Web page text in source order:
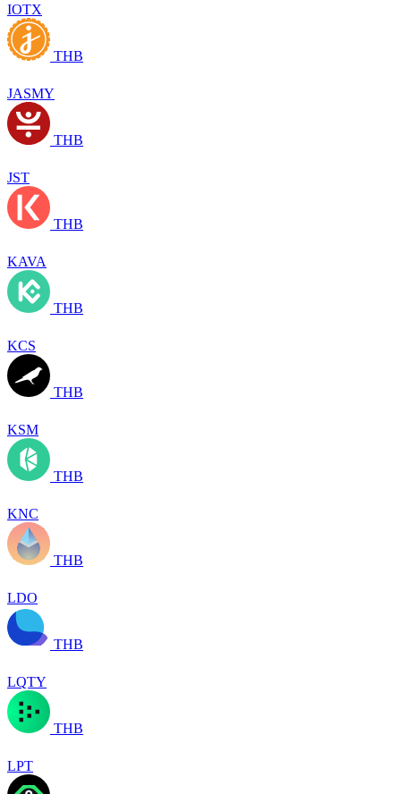
IOTX
THB
JASMY
THB
JST
THB
KAVA
THB
KCS
THB
KSM
THB
KNC
THB
LDO
THB
LQTY
THB
LPT